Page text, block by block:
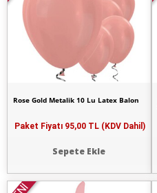
Rose Gold Metalik 10 Lu Latex Balon
Paket Fiyatı 95,00 TL (KDV Dahil)
Sepete Ekle